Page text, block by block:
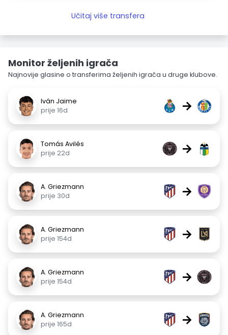
Učitaj više transfera
Monitor željenih igrača
Najnovije glasine o transferima željenih igrača u druge klubove.
Iván Jaime
prije 16d
→
Tomás Avilés
prije 22d
→
A. Griezmann
prije 30d
→
A. Griezmann
prije 154d
→
A. Griezmann
prije 154d
→
A. Griezmann
prije 165d
→